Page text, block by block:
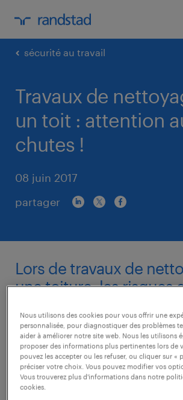
sécurité au travail
Travaux de
un toit : attention
chutes !
08 juin 2017
partager
Lors de travaux de
une toiture, les risques
sécurité lors de ce type
travaux, voici quelques
Sur un toit, les conséquences
peuvent être très graves. Il est
Nous utilisons des cookies pour vous offrir une
personnalisée, pour diagnostiquer des problèmes
aider à améliorer notre site web. Nous les utilisons
proposer des informations plus pertinentes lors de
pouvez les accepter ou les refuser, ou cliquer sur «
préciser votre choix. Vous pouvez modifier vos
Vous trouverez plus d'informations dans notre
cookies.